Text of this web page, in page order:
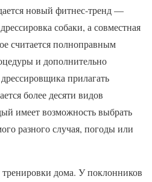
новый фитнес-тренд —
собаки, а совместная
считается полноправным
и дополнительно
прилагать
более десяти видов
имеет возможность выбрать
разного случая, погоды или
дома. У поклонников